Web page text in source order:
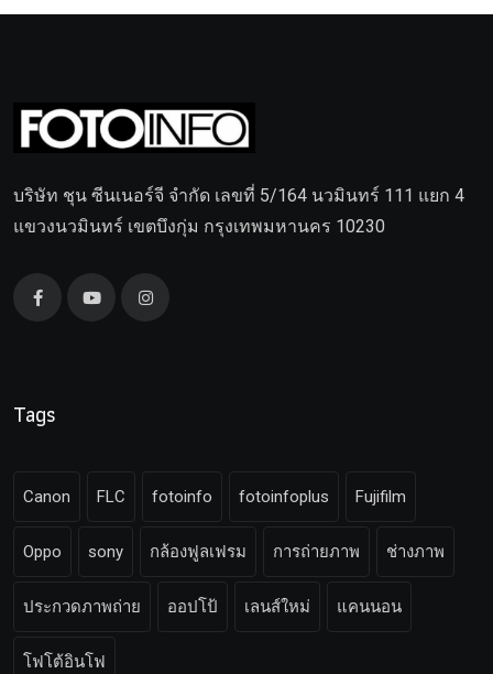
บริษัท ชุน ซีนเนอร์จี จำกัด เลขที่ 5/164 นวมินทร์ 111 แยก 4
แขวงนวมินทร์ เขตบึงกุ่ม กรุงเทพมหานคร 10230
Tags
Canon FLC fotoinfo fotoinfoplus Fujifilm
Oppo sony กล้องฟูลเฟรม การถ่ายภาพ ช่างภาพ
ประกวดภาพถ่าย ออปโป้ เลนส์ใหม่ แคนนอน
โฟโต้อินโฟ